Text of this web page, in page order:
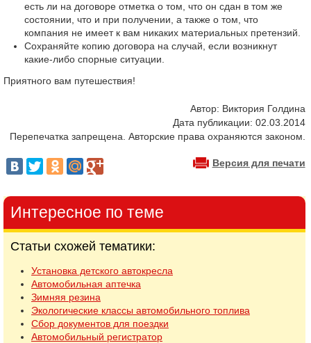
есть ли на договоре отметка о том, что он сдан в том же
состоянии, что и при получении, а также о том, что
компания не имеет к вам никаких материальных претензий.
Сохраняйте копию договора на случай, если возникнут
какие-либо спорные ситуации.
Приятного вам путешествия!
Автор: Виктория Голдина
Дата публикации: 02.03.2014
Перепечатка запрещена. Авторские права охраняются законом.
Версия для печати
Интересное по теме
Статьи схожей тематики:
Установка детского автокресла
Автомобильная аптечка
Зимняя резина
Экологические классы автомобильного топлива
Сбор документов для поездки
Автомобильный регистратор